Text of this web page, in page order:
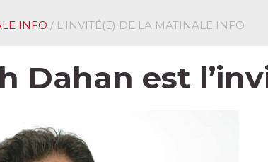
INFO / L'INVITÉ(E) DE LA MATINALE INFO
Dahan est